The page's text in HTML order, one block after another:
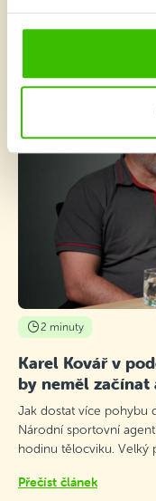
Co je v
2 minuty
Karel Kovář v
by neměl začínat
Jak dostat více pohybu
Národní sportovní
hodinu tělocviku. Velký
Přečíst článek